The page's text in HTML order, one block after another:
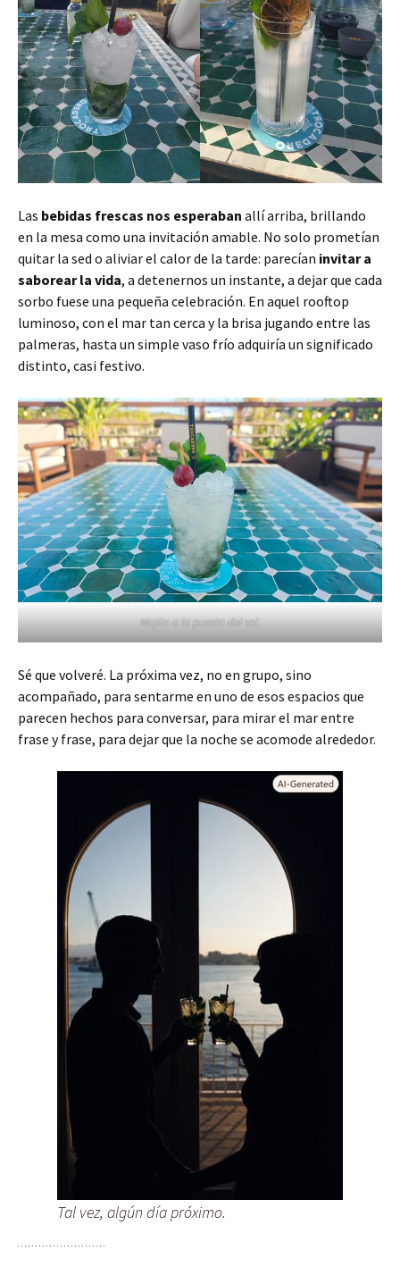
Las bebidas frescas nos esperaban allí arriba, brillando
en la mesa como una invitación amable. No solo prometían
quitar la sed o aliviar el calor de la tarde: parecían invitar a
saborear la vida, a detenernos un instante, a dejar que cada
sorbo fuese una pequeña celebración. En aquel rooftop
luminoso, con el mar tan cerca y la brisa jugando entre las
palmeras, hasta un simple vaso frío adquiría un significado
distinto, casi festivo.
Mojito a la puesta del sol.
Sé que volveré. La próxima vez, no en grupo, sino
acompañado, para sentarme en uno de esos espacios que
parecen hechos para conversar, para mirar el mar entre
frase y frase, para dejar que la noche se acomode alrededor.
Tal vez, algún día próximo.